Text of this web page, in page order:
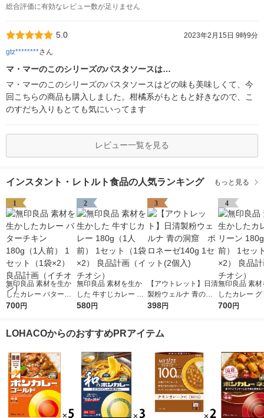
総合評価に有効なレビュー数が足りません
5.0
2023年2月15日 9時9分
gtz********さん
マ・マーのこのシリーズのパスタソースは…
マ・マーのこのシリーズのパスタソースはどの味も美味しくて、今
回こちらの商品も購入しました。柑橘系がもともと好きなので、こ
のすだち入りもとても気にいってます
レビュー一覧を見る
インスタント・レトルト食品の人気ランキング もっと見る
1
無印良品 素材を生か
したカレー バターチ
キン 180g（1人前） 1
700円
2
無印良品 素材を生か
した 牛すじカレー 18
0g（1人前） 1セット
580円
3
【アウトレット】日清
製粉ウェルナ 青の洞
窟 ボロネーゼ140g
398円
4
無印良品 素材
したカレー
180g（1人前
700円
LOHACOからのおすすめPRアイテム